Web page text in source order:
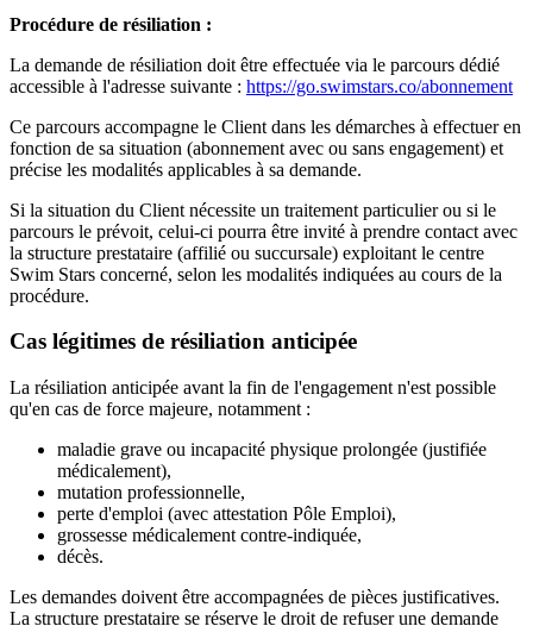
Procédure de résiliation :
La demande de résiliation doit être effectuée via le parcours dédié
accessible à l'adresse suivante : https://go.swimstars.co/abonnement
Ce parcours accompagne le Client dans les démarches à effectuer en
fonction de sa situation (abonnement avec ou sans engagement) et
précise les modalités applicables à sa demande.
Si la situation du Client nécessite un traitement particulier ou si le
parcours le prévoit, celui-ci pourra être invité à prendre contact avec
la structure prestataire (affilié ou succursale) exploitant le centre
Swim Stars concerné, selon les modalités indiquées au cours de la
procédure.
Cas légitimes de résiliation anticipée
La résiliation anticipée avant la fin de l'engagement n'est possible
qu'en cas de force majeure, notamment :
maladie grave ou incapacité physique prolongée (justifiée
médicalement),
mutation professionnelle,
perte d'emploi (avec attestation Pôle Emploi),
grossesse médicalement contre-indiquée,
décès.
Les demandes doivent être accompagnées de pièces justificatives.
La structure prestataire se réserve le droit de refuser une demande